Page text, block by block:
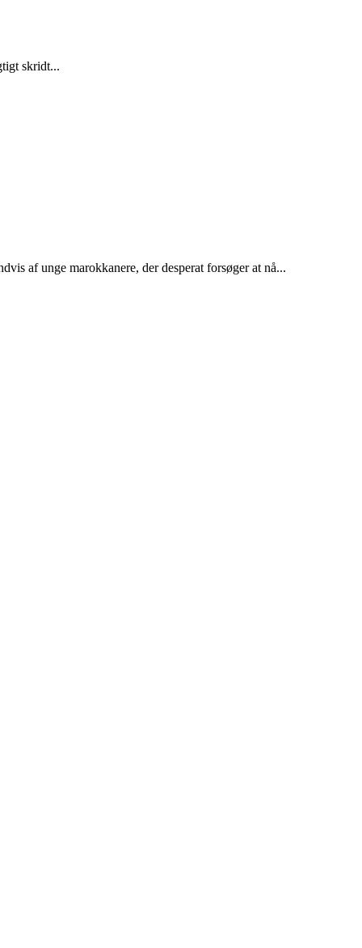
skridt...
af unge marokkanere, der desperat forsøger at nå...